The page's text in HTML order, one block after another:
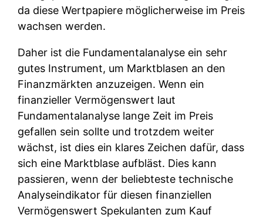
da diese Wertpapiere möglicherweise im Preis
wachsen werden.
Daher ist die Fundamentalanalyse ein sehr
gutes Instrument, um Marktblasen an den
Finanzmärkten anzuzeigen. Wenn ein
finanzieller Vermögenswert laut
Fundamentalanalyse lange Zeit im Preis
gefallen sein sollte und trotzdem weiter
wächst, ist dies ein klares Zeichen dafür, dass
sich eine Marktblase aufbläst. Dies kann
passieren, wenn der beliebteste technische
Analyseindikator für diesen finanziellen
Vermögenswert Spekulanten zum Kauf